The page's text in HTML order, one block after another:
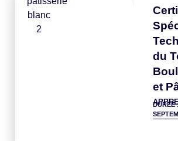
du
et
DURÉE